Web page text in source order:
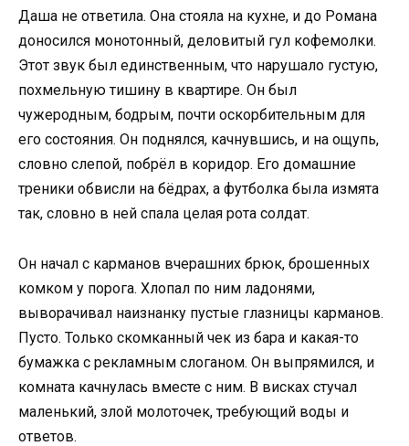
Даша не ответила. Она стояла на кухне, и до Романа
доносился монотонный, деловитый гул кофемолки.
Этот звук был единственным, что нарушало густую,
похмельную тишину в квартире. Он был
чужеродным, бодрым, почти оскорбительным для
его состояния. Он поднялся, качнувшись, и на ощупь,
словно слепой, побрёл в коридор. Его домашние
треники обвисли на бёдрах, а футболка была измята
так, словно в ней спала целая рота солдат.
Он начал с карманов вчерашних брюк, брошенных
комком у порога. Хлопал по ним ладонями,
выворачивал наизнанку пустые глазницы карманов.
Пусто. Только скомканный чек из бара и какая-то
бумажка с рекламным слоганом. Он выпрямился, и
комната качнулась вместе с ним. В висках стучал
маленький, злой молоточек, требующий воды и
ответов.